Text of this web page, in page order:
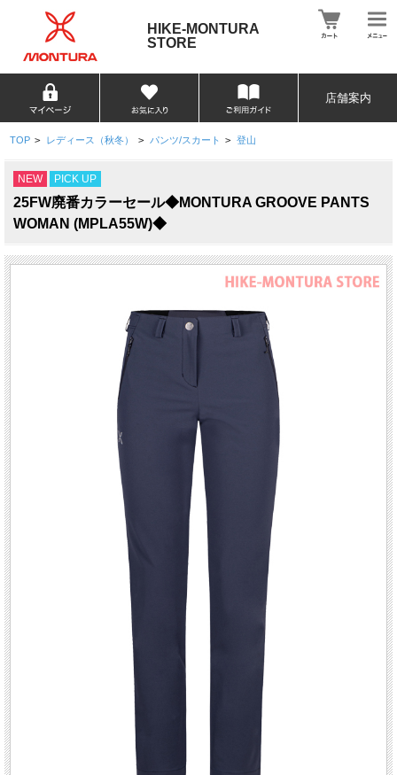
HIKE-MONTURA
STORE
店舗案内
TOP > レディース（秋冬） > パンツ/スカート > 登山
NEW PICK UP
25FW廃番カラーセール◆MONTURA GROOVE PANTS
WOMAN (MPLA55W)◆